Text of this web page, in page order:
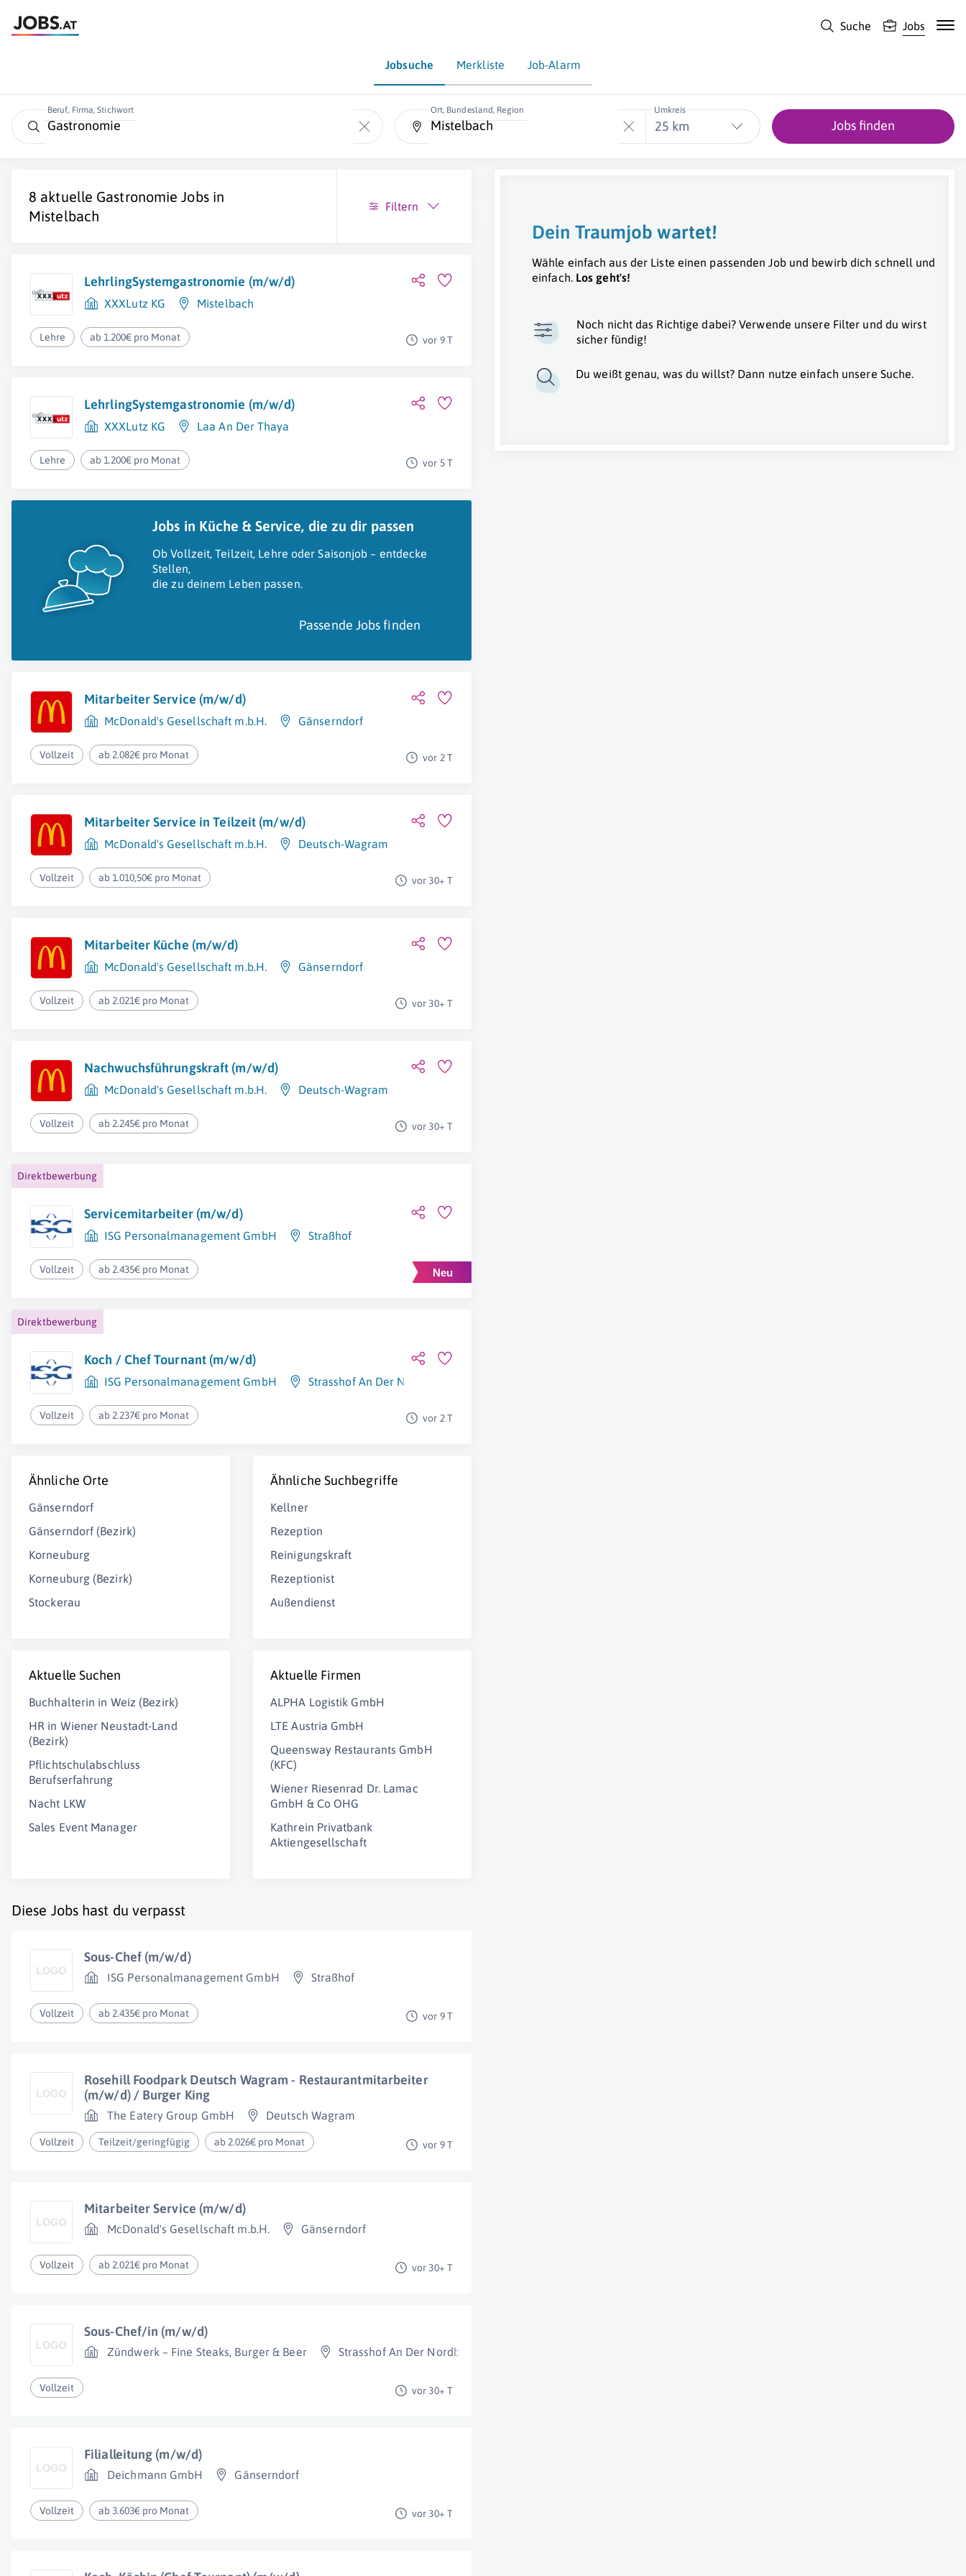
Suche Jobs
Jobsuche Merkliste Job-Alarm
Beruf, Firma, Stichwort Ort, Bundesland, Region Umkreis
25 km Jobs finden
8 aktuelle Gastronomie Jobs in
Mistelbach
Filtern
LehrlingSystemgastronomie (m/w/d)
XXXLutz KG Mistelbach
Lehre ab 1.200€ pro Monat vor 9 T
LehrlingSystemgastronomie (m/w/d)
XXXLutz KG Laa An Der Thaya
Lehre ab 1.200€ pro Monat vor 5 T
Jobs in Küche & Service, die zu dir passen
Ob Vollzeit, Teilzeit, Lehre oder Saisonjob – entdecke
Stellen,
die zu deinem Leben passen.
Passende Jobs finden
Mitarbeiter Service (m/w/d)
McDonald's Gesellschaft m.b.H. Gänserndorf
Vollzeit ab 2.082€ pro Monat vor 2 T
Mitarbeiter Service in Teilzeit (m/w/d)
McDonald's Gesellschaft m.b.H. Deutsch-Wagram
Vollzeit ab 1.010,50€ pro Monat vor 30+ T
Mitarbeiter Küche (m/w/d)
McDonald's Gesellschaft m.b.H. Gänserndorf
Vollzeit ab 2.021€ pro Monat vor 30+ T
Nachwuchsführungskraft (m/w/d)
McDonald's Gesellschaft m.b.H. Deutsch-Wagram
Vollzeit ab 2.245€ pro Monat vor 30+ T
Direktbewerbung
Servicemitarbeiter (m/w/d)
ISG Personalmanagement GmbH Straßhof
Vollzeit ab 2.435€ pro Monat
Direktbewerbung
Koch / Chef Tournant (m/w/d)
ISG Personalmanagement GmbH Strasshof An Der Nordbahn
Vollzeit ab 2.237€ pro Monat vor 2 T
Ähnliche Orte
Gänserndorf
Gänserndorf (Bezirk)
Korneuburg
Korneuburg (Bezirk)
Stockerau
Ähnliche Suchbegriffe
Kellner
Rezeption
Reinigungskraft
Rezeptionist
Außendienst
Aktuelle Suchen
Buchhalterin in Weiz (Bezirk)
HR in Wiener Neustadt-Land
(Bezirk)
Pflichtschulabschluss
Berufserfahrung
Nacht LKW
Sales Event Manager
Aktuelle Firmen
ALPHA Logistik GmbH
LTE Austria GmbH
Queensway Restaurants GmbH
(KFC)
Wiener Riesenrad Dr. Lamac
GmbH & Co OHG
Kathrein Privatbank
Aktiengesellschaft
Diese Jobs hast du verpasst
Sous-Chef (m/w/d)
ISG Personalmanagement GmbH Straßhof
Vollzeit ab 2.435€ pro Monat vor 9 T
Rosehill Foodpark Deutsch Wagram - Restaurantmitarbeiter
(m/w/d) / Burger King
The Eatery Group GmbH Deutsch Wagram
Vollzeit Teilzeit/geringfügig ab 2.026€ pro Monat vor 9 T
Mitarbeiter Service (m/w/d)
McDonald's Gesellschaft m.b.H. Gänserndorf
Vollzeit ab 2.021€ pro Monat vor 30+ T
Sous-Chef/in (m/w/d)
Zündwerk – Fine Steaks, Burger & Beer Strasshof An Der Nordbahn
Vollzeit vor 30+ T
Filialleitung (m/w/d)
Deichmann GmbH Gänserndorf
Vollzeit ab 3.603€ pro Monat vor 30+ T
Dein Traumjob wartet!
Wähle einfach aus der Liste einen passenden Job und bewirb dich schnell und
einfach. Los geht's!
Noch nicht das Richtige dabei? Verwende unsere Filter und du wirst
sicher fündig!
Du weißt genau, was du willst? Dann nutze einfach unsere Suche.